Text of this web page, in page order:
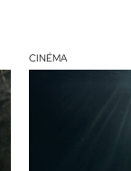
CINÉMA